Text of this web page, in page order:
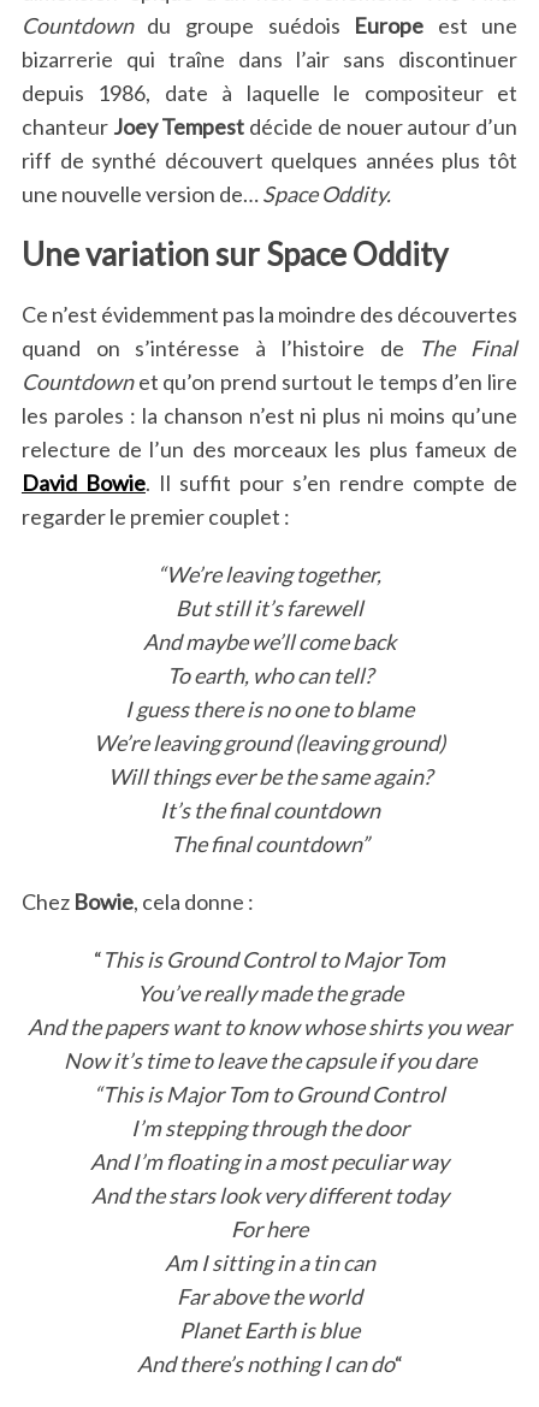
Countdowndu groupe suédois Europe est une
bizarrerie qui traîne dans l’air sans discontinuer
depuis 1986, date à laquelle le compositeur et
chanteur Joey Tempest décide de nouer autour d’un
riff de synthé découvert quelques années plus tôt
une nouvelle version de…Space Oddity.
Une variation sur Space Oddity
Ce n’est évidemment pas la moindre des découvertes
quand on s’intéresse à l’histoire de
The Final
Countdownet qu’on prend surtout le temps d’en lire
les paroles : la chanson n’est ni plus ni moins qu’une
relecture de l’un des morceaux les plus fameux de
David Bowie. Il suffit pour s’en rendre compte de
regarder le premier couplet :
“We’re leaving together,
But still it’s farewell
And maybe we’ll come back
To earth, who can tell?
I guess there is no one to blame
We’re leaving ground (leaving ground)
Will things ever be the same again?
It’s the final countdown
The final countdown”
Chez Bowie, cela donne :
“This is Ground Control to Major Tom
You’ve really made the grade
And the papers want to know whose shirts you wear
Now it’s time to leave the capsule if you dare
“This is Major Tom to Ground Control
I’m stepping through the door
And I’m floating in a most peculiar way
And the stars look very different today
For here
Am I sitting in a tin can
Far above the world
Planet Earth is blue
And there’s nothing I can do“